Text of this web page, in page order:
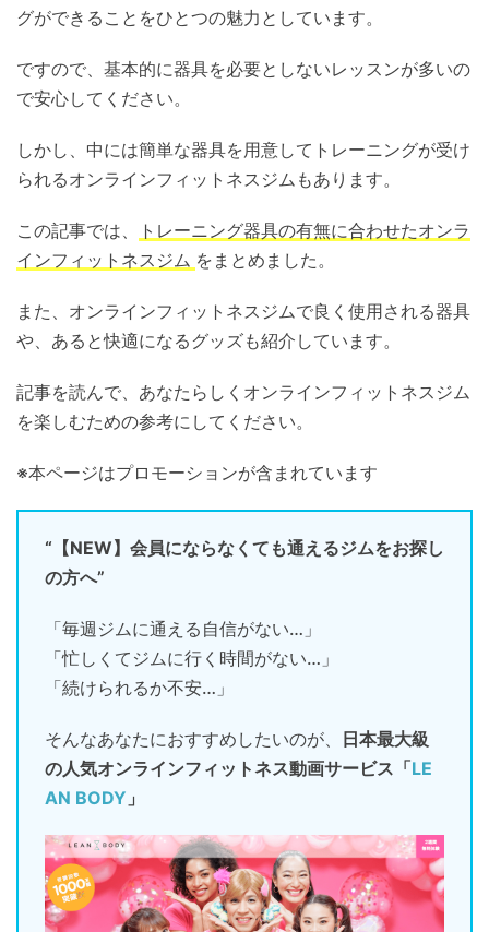
グができることをひとつの魅力としています。
ですので、基本的に器具を必要としないレッスンが多いの
で安心してください。
しかし、中には簡単な器具を用意してトレーニングが受け
られるオンラインフィットネスジムもあります。
この記事では、
トレーニング器具の有無に合わせたオンラ
インフィットネスジム をまとめました。
また、オンラインフィットネスジムで良く使用される器具
や、あると快適になるグッズも紹介しています。
記事を読んで、あなたらしくオンラインフィットネスジム
を楽しむための参考にしてください。
※本ページはプロモーションが含まれています
“【NEW】会員にならなくても通えるジムをお探し
の方へ”
「毎週ジムに通える自信がない…」
「忙しくてジムに行く時間がない…」
「続けられるか不安…」
そんなあなたにおすすめしたいのが、 日本最大級
の人気オンラインフィットネス動画サービス「LE
AN BODY 」